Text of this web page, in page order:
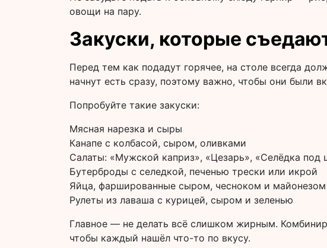
овощи на пару.
Закуски, которые
Перед тем как подадут горячее, на столе всегда
начнут есть сразу, поэтому важно, чтобы они были
Попробуйте такие закуски:
Мясная нарезка и сыры
Канапе с колбасой, сыром, оливками
Салаты: «Мужской каприз», «Цезарь», «Селёдка под
Бутерброды с селедкой, печенью трески или икрой
Яйца, фаршированные сыром, чесноком и майонезом
Рулеты из лаваша с курицей, сыром и зеленью
Главное — не делать всё слишком жирным.
чтобы каждый нашёл что-то по вкусу.